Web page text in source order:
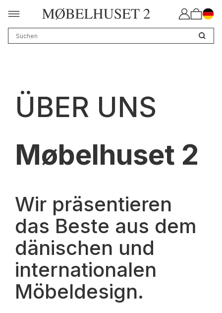
ÜBER UNS
Møbelhuset 2
Wir präsentieren
das Beste aus dem
dänischen und
internationalen
Möbeldesign.